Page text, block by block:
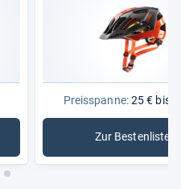
Preisspanne:25 € bis
Zur Bestenliste
: MTB-